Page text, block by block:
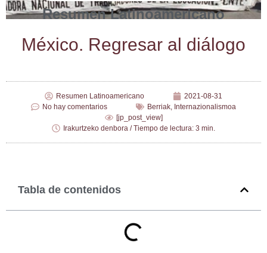
Resumen Latinoamericano
Méxi­co. Regre­sar al diálogo
Resumen Latinoamericano
2021-08-31
No hay comentarios
Berriak Internazionalismoa
[jp_post_view]
Irakurtzeko denbora / Tiempo de lectura: 3 min.
Tabla de contenidos